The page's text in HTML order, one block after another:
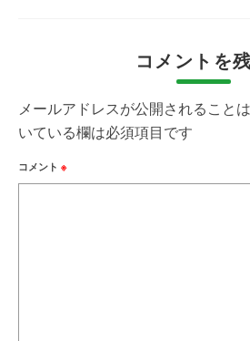
コメントを
メールアドレスが公開されることは
いている欄は必須項目です
コメント ※